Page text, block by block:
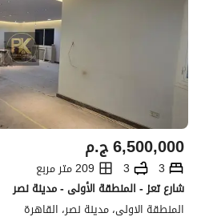
ج.م6,500,000
3
3
209 متر مربع
شارع تعز - المنطقة الأولى - مدينة نصر
المنطقة الاولى، مدينة نصر، القاهرة